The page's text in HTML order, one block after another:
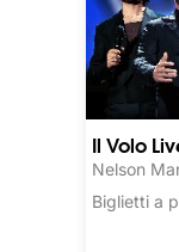
Il Volo
Nelson
Biglietti a